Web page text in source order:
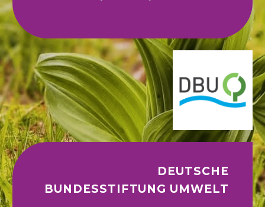
DEUTSCHE
BUNDESSTIFTUNG UMWELT